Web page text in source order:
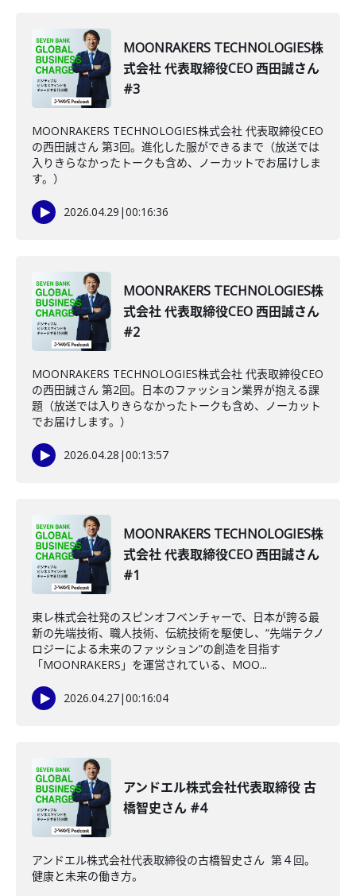
MOONRAKERS TECHNOLOGIES株
式会社 代表取締役CEO 西田誠さん
#3
MOONRAKERS TECHNOLOGIES株式会社 代表取締役CEO
の西田誠さん 第3回。進化した服ができるまで（放送では
入りきらなかったトークも含め、ノーカットでお届けしま
す。）
2026.04.29 |00:16:36
MOONRAKERS TECHNOLOGIES株
式会社 代表取締役CEO 西田誠さん
#2
MOONRAKERS TECHNOLOGIES株式会社 代表取締役CEO
の西田誠さん 第2回。日本のファッション業界が抱える課
題（放送では入りきらなかったトークも含め、ノーカット
でお届けします。）
2026.04.28 |00:13:57
MOONRAKERS TECHNOLOGIES株
式会社 代表取締役CEO 西田誠さん
#1
東レ株式会社発のスピンオフベンチャーで、日本が誇る最
新の先端技術、職人技術、伝統技術を駆使し、“先端テクノ
ロジーによる未来のファッション”の創造を目指す
「MOONRAKERS」を運営されている、MOO...
2026.04.27|00:16:04
アンドエル株式会社代表取締役 古
橋智史さん #4
アンドエル株式会社代表取締役の古橋智史さん 第４回。
健康と未来の働き方。